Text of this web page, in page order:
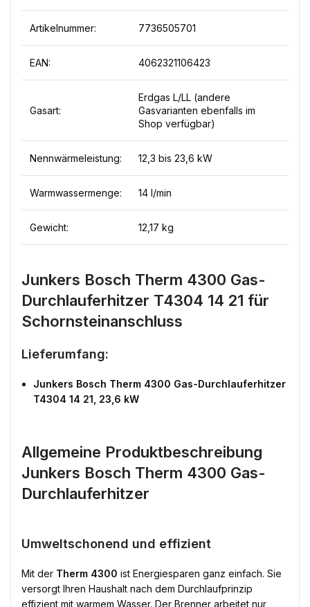
Artikelnummer: 7736505701
EAN: 4062321106423
Gasart:
Erdgas L/LL (andere
Gasvarianten ebenfalls im
Shop verfügbar)
Nennwärmeleistung: 12,3 bis 23,6 kW
Warmwassermenge: 14 l/min
Gewicht: 12,17 kg
Junkers Bosch Therm 4300 Gas-
Durchlauferhitzer T4304 14 21 für
Schornsteinanschluss
Lieferumfang:
Junkers Bosch Therm 4300 Gas-Durchlauferhitzer
T4304 14 21, 23,6 kW
Allgemeine Produktbeschreibung
Junkers Bosch Therm 4300 Gas-
Durchlauferhitzer
Umweltschonend und effizient
Mit der Therm 4300 ist Energiesparen ganz einfach. Sie
versorgt Ihren Haushalt nach dem Durchlaufprinzip
effizient mit warmem Wasser. Der Brenner arbeitet nur